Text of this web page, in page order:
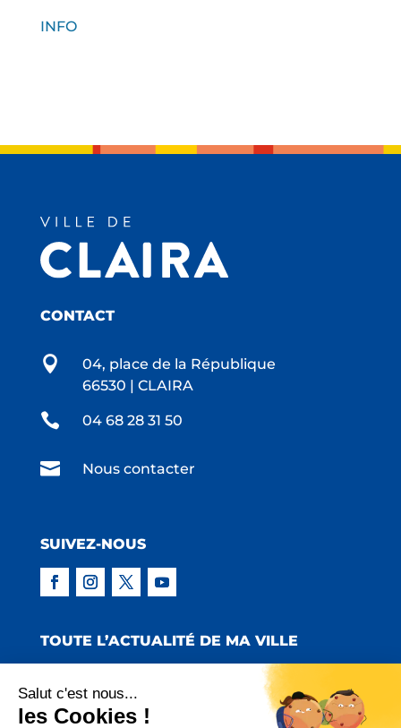
INFO
CONTACT

04, place de la République
66530 | CLAIRA
 04 68 28 31 50
 Nous contacter
SUIVEZ-NOUS
TOUTE L’ACTUALITÉ DE MA VILLE
Salut c'est nous...
les Cookies !